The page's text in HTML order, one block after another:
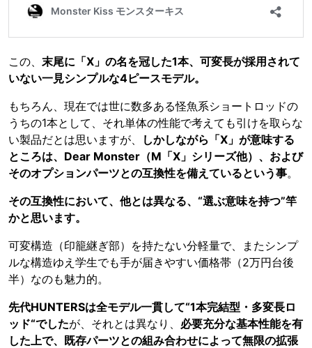
この、 末尾に「X」の名を冠した1本、可変長が採用されて
いない一見シンプルな4ピースモデル。
もちろん、現在では世に数多ある怪魚系ショートロッドの
うちの1本として、それ単体の性能で考えても引けを取らな
い製品だとは思いますが、
しかしながら「X」が意味する
ところは、Dear Monster（M「X」シリーズ他）、および
そのオプションパーツとの互換性を備えているという事。
その互換性において、他とは異なる、“選ぶ意味を持つ”竿
かと思います。
可変構造（印籠継ぎ部）を持たない分軽量で、またシンプ
ルな構造ゆえ学生でも手が届きやすい価格帯（2万円台後
半）なのも魅力的。
先代HUNTERSは全モデル一貫して“1本完結型・多変長ロ
ッド“でしたが、それとは異なり、 必要充分な基本性能を有
した上で、既存パーツとの組み合わせによって無限の拡張